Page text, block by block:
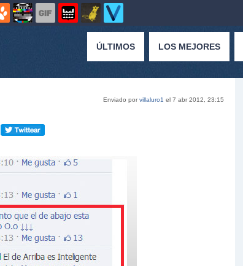
ÚLTIMOS LOS MEJORES
Enviado porvillaluro1 el 7 abr 2012, 23:15